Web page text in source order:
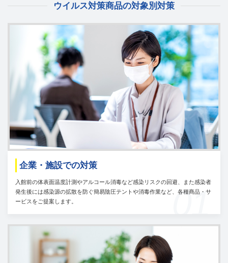
ウイルス対策商品の対象別対策
01
企業・施設での対策
入館前の体表面温度計測やアルコール消毒など感染リスクの回避、また感染者
発生後には感染源の拡散を防ぐ簡易陰圧テントや消毒作業など、各種商品・サ
ービスをご提案します。